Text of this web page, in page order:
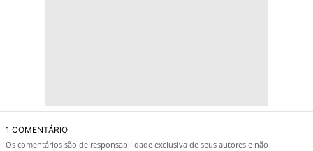
1 COMENTÁRIO
Os comentários são de responsabilidade exclusiva de seus autores e não